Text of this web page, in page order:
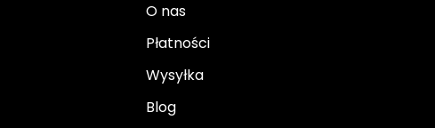
O nas
Płatności
Wysyłka
Blog